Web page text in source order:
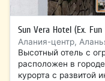
Sun Vera Hotel (Ex.
Алания-центр,
Высотный отель с
расположен в
курорта с развитой